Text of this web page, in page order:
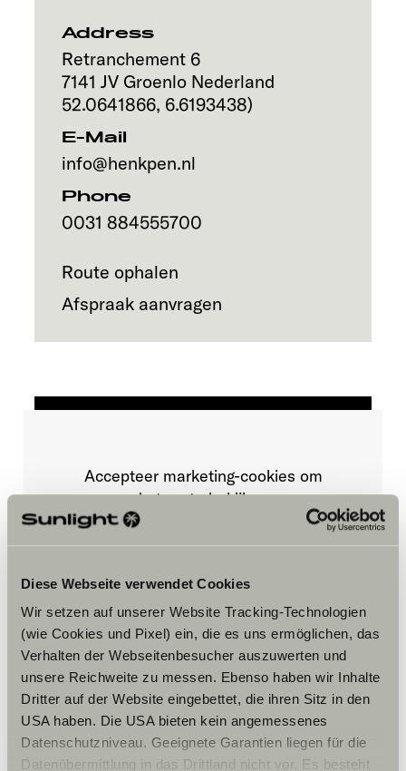
Diese Webseite verwendet Cookies
Wir setzen auf unserer Website Tracking-Technologien
(wie Cookies und Pixel) ein, die es uns ermöglichen, das
Verhalten der Webseitenbesucher auszuwerten und
unsere Reichweite zu messen. Ebenso haben wir Inhalte
Dritter auf der Website eingebettet, die ihren Sitz in den
USA haben. Die USA bieten kein angemessenes
Datenschutzniveau. Geeignete Garantien liegen für die
Datenübermittlung in das Drittland nicht vor. Es besteht
Address
Retranchement 6
7141 JV Groenlo Nederland
52.0641866, 6.6193438)
E-Mail
info@henkpen.nl
Phone
0031 884555700
Route ophalen
Afspraak aanvragen
Opening hours
Accepteer marketing-cookies om
de tour te bekijken.